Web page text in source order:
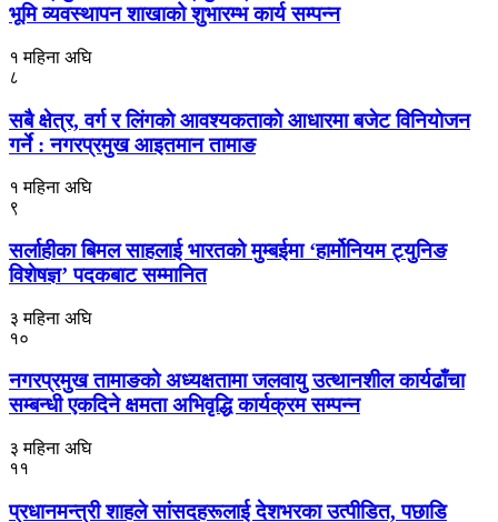
भूमि व्यवस्थापन शाखाको शुभारम्भ कार्य सम्पन्न
१ महिना अघि
८
सबै क्षेत्र, वर्ग र लिंगकाे आवश्यकताकाे आधारमा बजेट विनियाेजन
गर्ने : नगरप्रमुख आइतमान तामाङ
१ महिना अघि
९
सर्लाहीका बिमल साहलाई भारतको मुम्बईमा ‘हार्मोनियम ट्युनिङ
विशेषज्ञ’ पदकबाट सम्मानित
३ महिना अघि
१०
नगरप्रमुख तामाङको अध्यक्षतामा जलवायु उत्थानशील कार्यढाँचा
सम्बन्धी एकदिने क्षमता अभिवृद्धि कार्यक्रम सम्पन्न
३ महिना अघि
११
प्रधानमन्त्री शाहले सांसदहरूलाई देशभरका उत्पीडित, पछाडि